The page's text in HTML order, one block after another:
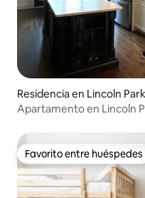
Residencia en Lincoln Park
Apartamento en Lincoln
Favorito entre huéspedes
Favorito entre huéspedes